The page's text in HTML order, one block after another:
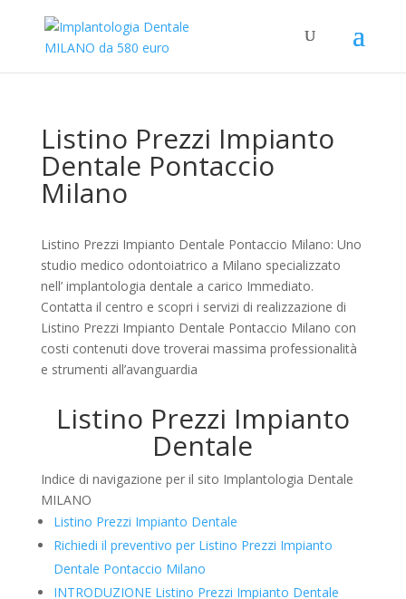
Listino Prezzi Impianto
Dentale Pontaccio
Milano
Listino Prezzi Impianto Dentale Pontaccio Milano: Uno
studio medico odontoiatrico a Milano specializzato
nell’ implantologia dentale a carico Immediato.
Contatta il centro e scopri i servizi di realizzazione di
Listino Prezzi Impianto Dentale Pontaccio Milano con
costi contenuti dove troverai massima professionalità
e strumenti all’avanguardia
Listino Prezzi Impianto
Dentale
Indice di navigazione per il sito Implantologia Dentale
MILANO
Listino Prezzi Impianto Dentale
Richiedi il preventivo per Listino Prezzi Impianto
Dentale Pontaccio Milano
INTRODUZIONE Listino Prezzi Impianto Dentale